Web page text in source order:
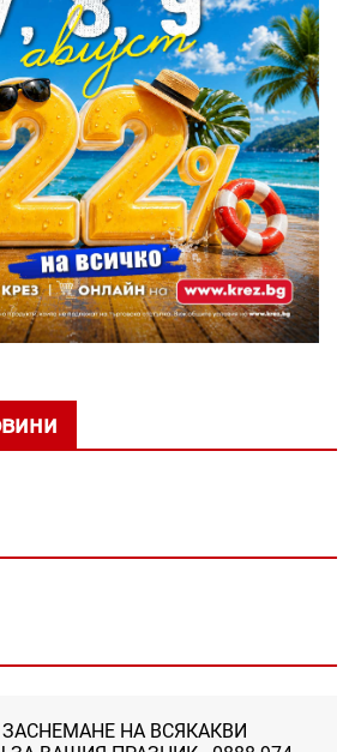
НА ВСЯКАКВИ